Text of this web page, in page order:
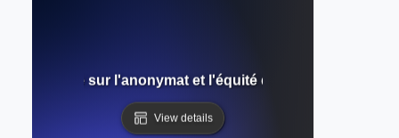
? Guide sur l'anonymat et l'équité dans l'évaluation
View details